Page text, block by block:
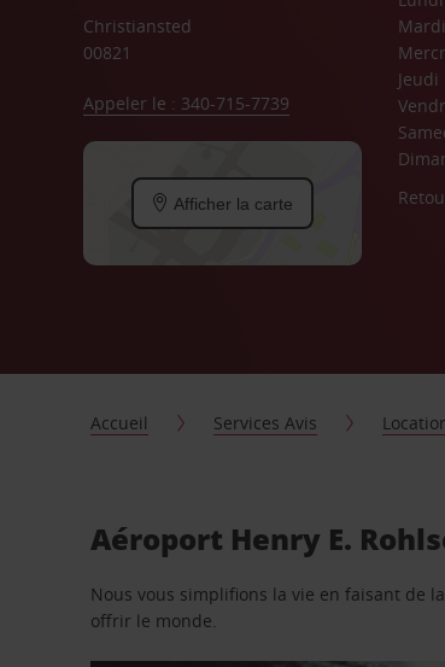
Christiansted
00821
Appeler le : 340-715-7739
Afficher la carte
Mardi
Jeudi
Accueil Services Avis
Aéroport Henry E.
Nous vous simplifions la vie en faisant de
offrir le monde.